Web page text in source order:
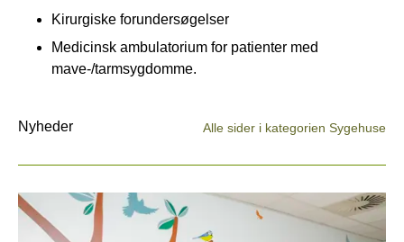
Kirurgiske forundersøgelser
Medicinsk ambulatorium for patienter med
mave-/tarmsygdomme.
Nyheder Alle sider i kategorien Sygehuse